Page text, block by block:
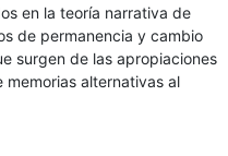
en la teoría narrativa de
de permanencia y cambio
surgen de las apropiaciones
alternativas al